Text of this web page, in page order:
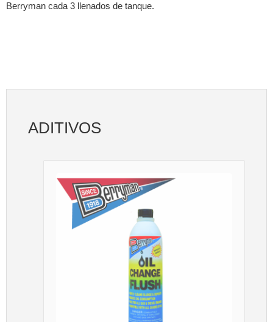
Berryman cada 3 llenados de tanque.
ADITIVOS